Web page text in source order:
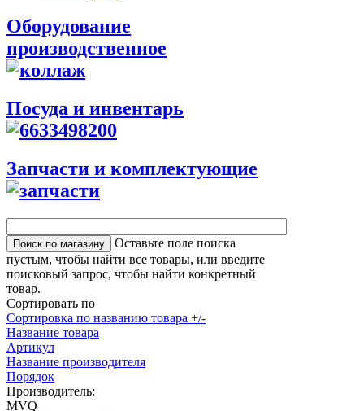
Оборудование
производственное
Посуда и инвентарь
Запчасти и комплектующие
Оставьте поле поиска
пустым, чтобы найти все товары, или введите
поисковый запрос, чтобы найти конкретный
товар.
Сортировать по
Сортировка по названию товара +/-
Название товара
Артикул
Название производителя
Порядок
Производитель:
MVQ